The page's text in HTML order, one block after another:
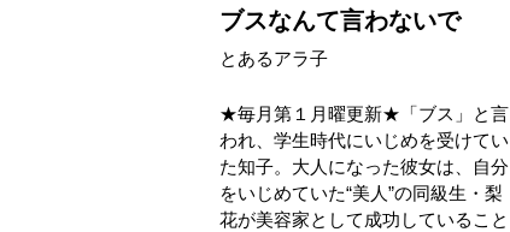
ブスなんて言わないで
とあるアラ子
★毎月第１月曜更新★「ブス」と言
われ、学生時代にいじめを受けてい
た知子。大人になった彼女は、自分
をいじめていた“美人”の同級生・梨
花が美容家として成功していること